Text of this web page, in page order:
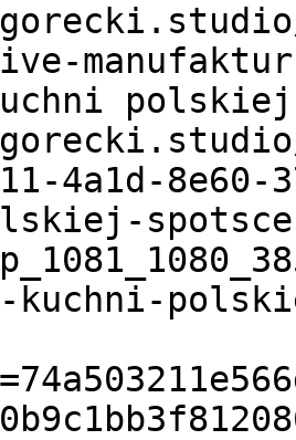
4a1d-
kuchni-